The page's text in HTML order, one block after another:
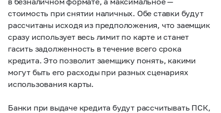
стоимость при снятии наличных. Обе ставки будут
рассчитаны исходя из предположения, что заемщик
сразу использует весь лимит по карте и станет
гасить задолженность в течение всего срока
кредита. Это позволит заемщику понять, какими
могут быть его расходы при разных сценариях
использования карты.
Банки при выдаче кредита будут рассчитывать ПСК,